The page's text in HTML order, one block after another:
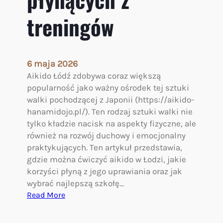
j
k
i
k
o
r
z
y
ś
c
i
p
r
z
y
treningów
6 maja 2026
Aikido Łódź zdobywa coraz większą
popularność jako ważny ośrodek tej sztuki
walki pochodzącej z Japonii (https://aikido-
hanamidojo.pl/). Ten rodzaj sztuki walki nie
tylko kładzie nacisk na aspekty fizyczne, ale
również na rozwój duchowy i emocjonalny
praktykujących. Ten artykuł przedstawia,
gdzie można ćwiczyć aikido w Łodzi, jakie
korzyści płyną z jego uprawiania oraz jak
wybrać najlepszą szkołę…
Read More: